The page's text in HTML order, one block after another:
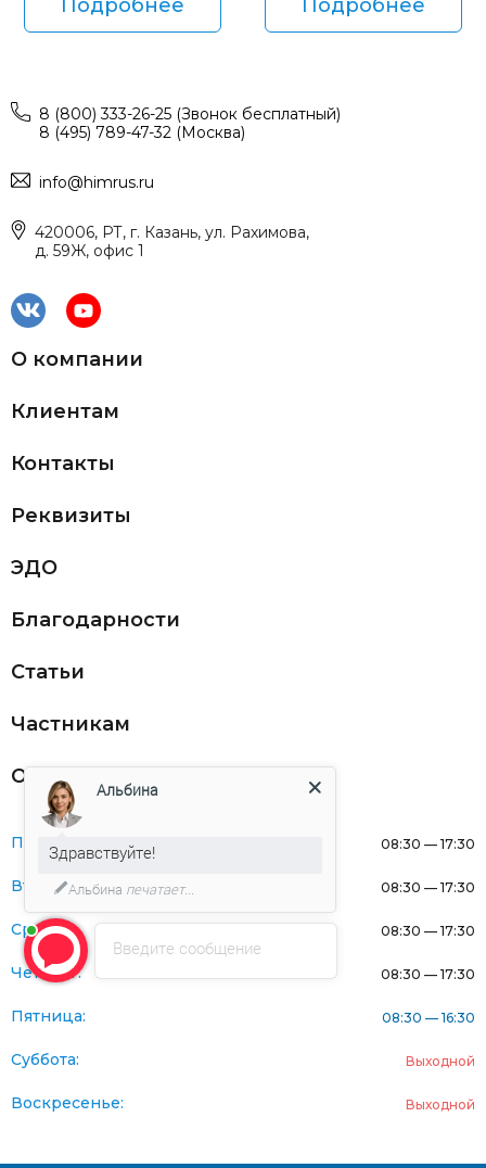
Подробнее Подробнее
8 (800) 333-26-25 (Звонок бесплатный)
8 (495) 789-47-32 (Москва)
info@himrus.ru
420006, РТ, г. Казань, ул. Рахимова,
д. 59Ж, офис 1
О компании
Клиентам
Контакты
Реквизиты
ЭДО
Благодарности
Статьи
Частникам
Оферта
Понедельник: 08:30 — 17:30
Вторник: 08:30 — 17:30
Среда: 08:30 — 17:30
Четверг: 08:30 — 17:30
Пятница: 08:30 — 16:30
Суббота: Выходной
Воскресенье: Выходной
Введите сообщение
Альбина
Здравствуйте!
Альбина печатает...